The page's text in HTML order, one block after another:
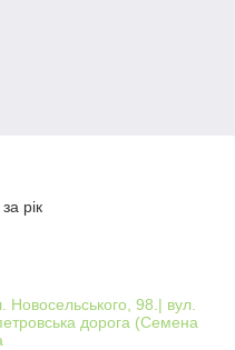
рік
Новосельського, 98.| вул.
дорога (Семена